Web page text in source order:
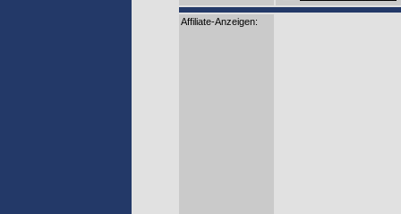
Affiliate-Anzeigen: